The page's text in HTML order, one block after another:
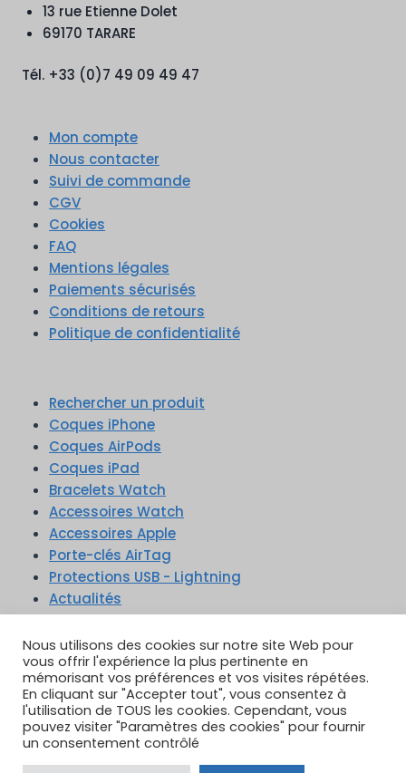
13 rue Etienne Dolet
69170 TARARE
Tél. +33 (0)7 49 09 49 47
Mon compte
Nous contacter
Suivi de commande
CGV
Cookies
FAQ
Mentions légales
Paiements sécurisés
Conditions de retours
Politique de confidentialité
Rechercher un produit
Coques iPhone
Coques AirPods
Coques iPad
Bracelets Watch
Accessoires Watch
Accessoires Apple
Porte-clés AirTag
Protections USB - Lightning
Actualités
TikTok YouTube
Google Reviews
Instagram
Nous utilisons des cookies sur notre site Web pour
vous offrir l'expérience la plus pertinente en
mémorisant vos préférences et vos visites répétées.
En cliquant sur "Accepter tout", vous consentez à
l'utilisation de TOUS les cookies. Cependant, vous
pouvez visiter "Paramètres des cookies" pour fournir
un consentement contrôlé